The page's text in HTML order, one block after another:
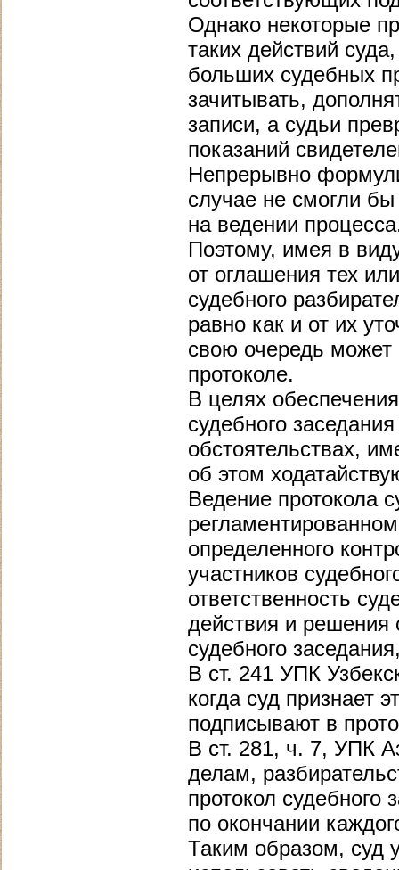
Однако некоторые
таких действий
больших судебных
зачитывать,
записи, а судьи
показаний
Непрерывно
случае не смогли
на ведении
Поэтому, имея в
от оглашения тех
судебного
равно как и от их
свою очередь может
протоколе.
В целях
судебного
обстоятельствах,
об этом
Ведение протокола
определенного
участников
ответственность
действия и решения
судебного
В ст. 241 УПК
когда суд признает
подписывают в
В ст. 281, ч. 7, УПК
делам,
протокол судебного
по окончании
Таким образом, суд